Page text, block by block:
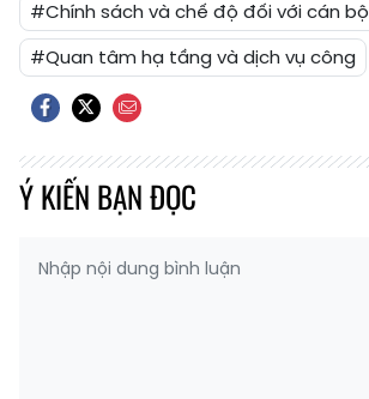
#Chính sách và chế độ đối với cán bộ
#Quan tâm hạ tầng và dịch vụ công
Ý KIẾN BẠN ĐỌC